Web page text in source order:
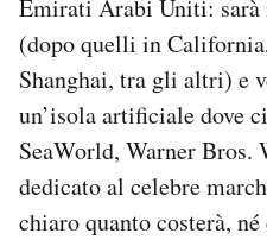
Emirati Arabi Uniti: sarà
(dopo quelli in
Shanghai, tra gli altri) e
un’isola artificiale dove
SeaWorld, Warner
dedicato al celebre
chiaro quanto costerà,